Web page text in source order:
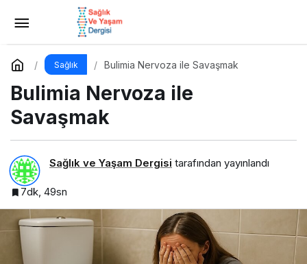
Sağlık Bulimia Nervoza ile Savaşmak
Bulimia Nervoza ile
Savaşmak
Sağlık ve Yaşam Dergisi tarafından yayınlandı
7dk, 49sn
Anoreksiya Nervozada İyileşmek
Yorum Yap